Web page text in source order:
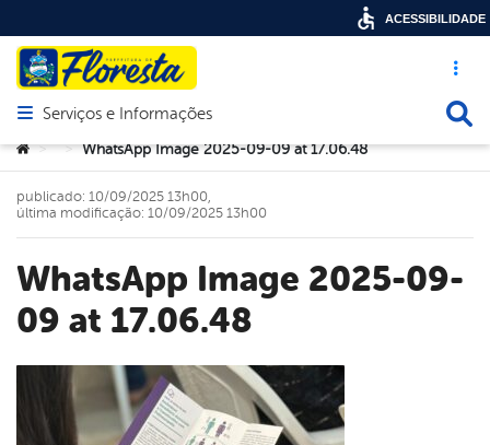
Acesso
Abrir menu principal de navegação
Serviços e Informações
Você está aqui:
> > WhatsApp Image 2025-09-09 at 17.06.48
WhatsApp Image 2025-09-
09 at 17.06.48
publicado: 10/09/2025 13h00,
última modificação: 10/09/2025 13h00
ACESSIBILIDADE